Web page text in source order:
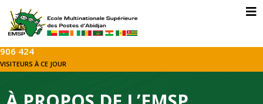
906 424
VISITEURS À CE JOUR